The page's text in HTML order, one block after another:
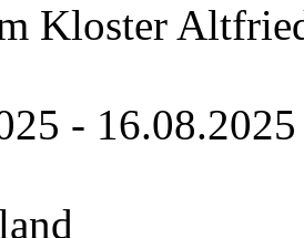
Kloster
-